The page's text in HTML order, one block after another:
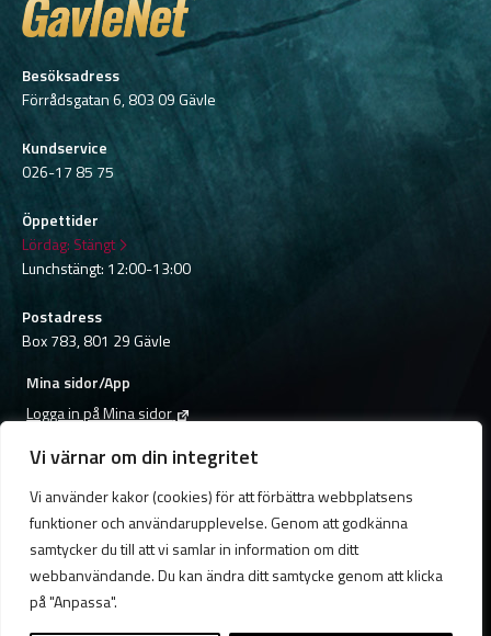
Vi värnar om din integritet
Vi använder kakor (cookies) för att förbättra webbplatsens
funktioner och användarupplevelse. Genom att godkänna
samtycker du till att vi samlar in information om ditt
webbanvändande. Du kan ändra ditt samtycke genom att klicka
på "Anpassa".
Besöksadress
Förrådsgatan 6, 803 09 Gävle
Kundservice
026-17 85 75
Öppettider
Lördag: Stängt
Lunchstängt: 12:00-13:00
Postadress
Box 783, 801 29 Gävle
Mina sidor/App
Logga in på Mina sidor
Byt bredbandshastighet
Flyttanmälan
Byt fakturatyp
Uppdatera kontaktuppgifter
Kundservice
Frågor och svar